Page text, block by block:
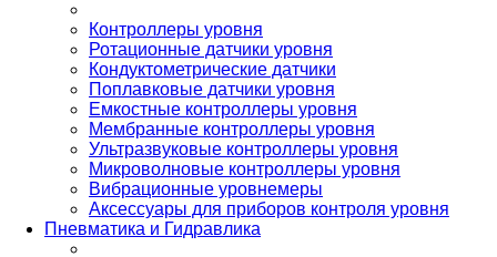
Контроллеры уровня
Ротационные датчики уровня
Кондуктометрические датчики
Поплавковые датчики уровня
Емкостные контроллеры уровня
Мембранные контроллеры уровня
Ультразвуковые контроллеры уровня
Микроволновые контроллеры уровня
Вибрационные уровнемеры
Аксессуары для приборов контроля уровня
Пневматика и Гидравлика